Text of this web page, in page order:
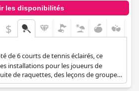
les disponibilités
$
de 6 courts de tennis éclairés, ce
installations pour les joueurs de
de raquettes, des leçons de groupe
et des cours particuliers sont